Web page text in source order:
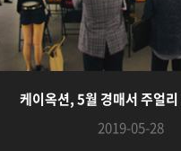
케이옥션, 5월 경매서 주얼
2019-05-28